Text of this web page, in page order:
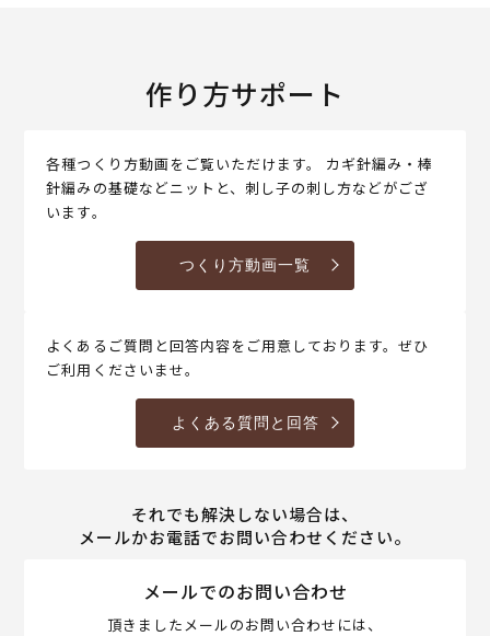
作り方サポート
各種つくり方動画をご覧いただけます。 カギ針編み・棒
針編みの基礎などニットと、刺し子の刺し方などがござ
います。
つくり方動画一覧
よくあるご質問と回答内容をご用意しております。ぜひ
ご利用くださいませ。
よくある質問と回答
それでも解決しない場合は、
メールかお電話でお問い合わせください。
メールでのお問い合わせ
頂きましたメールのお問い合わせには、